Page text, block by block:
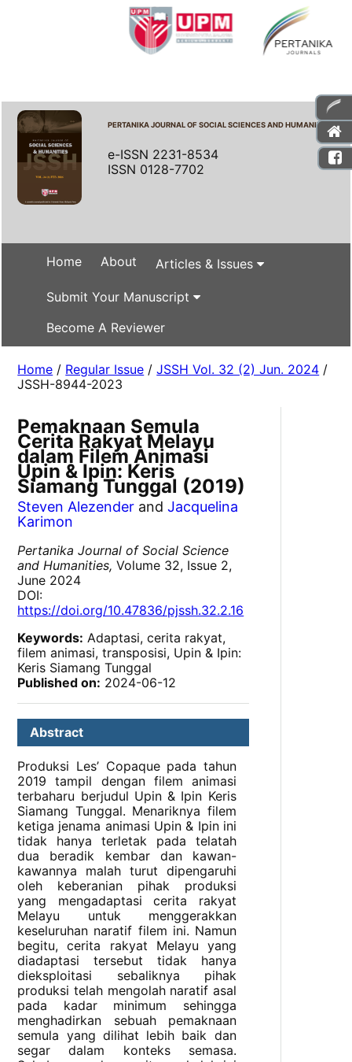
PERTANIKA JOURNAL OF SOCIAL SCIENCES AND HUMANITIES
e-ISSN 2231-8534
ISSN 0128-7702
Home About Articles & Issues
Submit Your Manuscript
Become A Reviewer
Home / Regular Issue /JSSH Vol. 32 (2) Jun. 2024 /
JSSH-8944-2023
Pemaknaan Semula
Cerita Rakyat Melayu
dalam Filem Animasi
Upin & Ipin: Keris
Siamang Tunggal (2019)
Steven Alezender andJacquelina
Karimon
Pertanika Journal of Social Science
and Humanities, Volume 32, Issue 2,
June 2024
DOI:
https://doi.org/10.47836/pjssh.32.2.16
Keywords: Adaptasi, cerita rakyat,
filem animasi, transposisi, Upin & Ipin:
Keris Siamang Tunggal
Published on: 2024-06-12
Abstract
Produksi Les’ Copaque pada tahun
2019 tampil dengan filem animasi
terbaharu berjudul Upin & Ipin Keris
Siamang Tunggal. Menariknya filem
ketiga jenama animasi Upin & Ipin ini
tidak hanya terletak pada telatah
dua beradik kembar dan kawan-
kawannya malah turut dipengaruhi
oleh keberanian pihak produksi
yang mengadaptasi cerita rakyat
Melayu untuk menggerakkan
keseluruhan naratif filem ini. Namun
begitu, cerita rakyat Melayu yang
diadaptasi tersebut tidak hanya
dieksploitasi sebaliknya pihak
produksi telah mengolah naratif asal
pada kadar minimum sehingga
menghadirkan sebuah pemaknaan
semula yang dilihat lebih baik dan
segar dalam konteks semasa.